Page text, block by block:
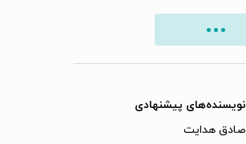
نویسنده‌های پیشنهادی
صادق هدایت